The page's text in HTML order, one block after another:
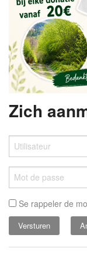
GRATIS
WACHTWOORD
Zich
Se rappeler de